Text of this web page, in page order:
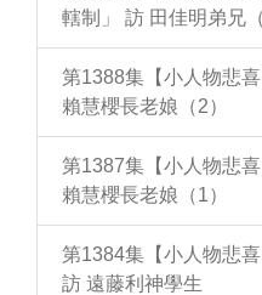
轄制」 訪 田佳明弟兄（
第1388集【小人物悲
賴慧櫻長老娘（2）
第1387集【小人物悲
賴慧櫻長老娘（1）
第1384集【小人物悲
訪 遠藤利神學生